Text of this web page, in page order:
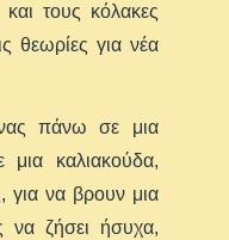
τους κόλακες
θεωρίες για νέα
πάνω σε μια
καλιακούδα,
να βρουν μια
να ζήσει ήσυχα,